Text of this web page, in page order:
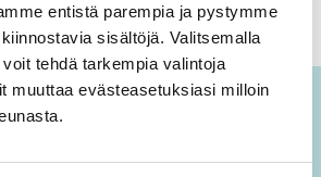
entistä parempia ja pystymme
sisältöjä. Valitsemalla
tehdä tarkempia valintoja
muuttaa evästeasetuksiasi milloin